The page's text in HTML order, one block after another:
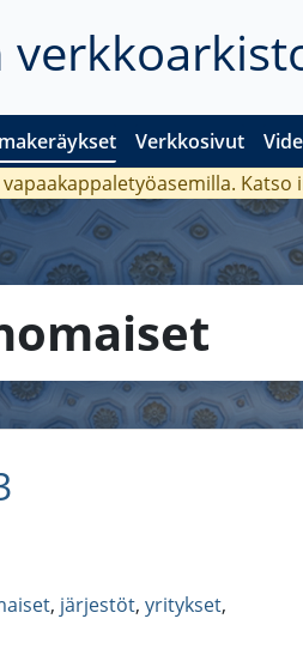
Verkkosivut
Katso
, järjestöt, yritykset,